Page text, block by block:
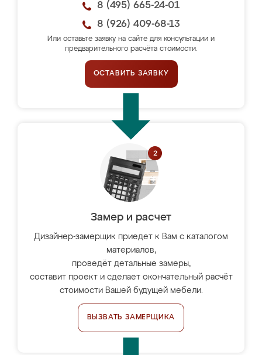
8 (495) 665-24-01
8 (926) 409-68-13
Или оставьте заявку на сайте для консультации и
предварительного расчёта стоимости.
ОСТАВИТЬ ЗАЯВКУ
Замер и расчет
Дизайнер-замерщик приедет к Вам с каталогом
материалов,
проведёт детальные замеры,
составит проект и сделает окончательный расчёт
стоимости Вашей будущей мебели.
ВЫЗВАТЬ ЗАМЕРЩИКА